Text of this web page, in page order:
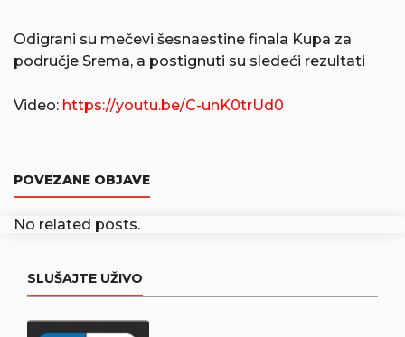
Odigrani su mečevi šesnaestine finala Kupa za
područje Srema, a postignuti su sledeći rezultati
Video: https://youtu.be/C-unK0trUd0
POVEZANE OBJAVE
No related posts.
SLUŠAJTE UŽIVO